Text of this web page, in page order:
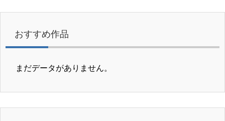
おすすめ作品
まだデータがありません。